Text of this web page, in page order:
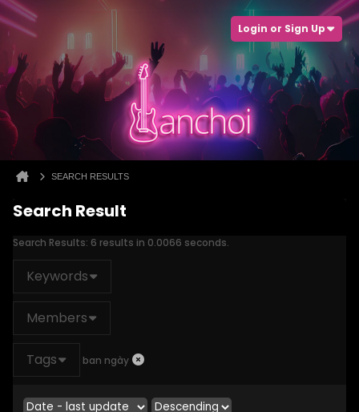
Login or Sign Up
SEARCH RESULTS
Search Result
Search Results: 6 results in 0.0066 seconds.
Keywords
Members
Tags ban ngày